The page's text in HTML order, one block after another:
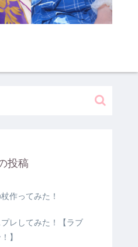
投稿
作ってみた！
レしてみた！【ラブ
】